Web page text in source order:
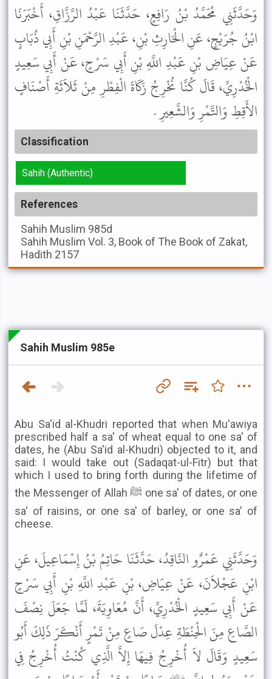
وَحَدَّثَنِي مُحَمَّدُ بْنُ رَافِعٍ، حَدَّثَنَا عَبْدُ الرَّزَّاقِ، أَخْبَرَنَا
ابْنُ جُرَيْجٍ، عَنِ الْحَارِثِ بْنِ، عَبْدِ الرَّحْمَنِ بْنِ أَبِي ذُبَابٍ
عَنْ عِيَاضِ بْنِ عَبْدِ اللَّهِ بْنِ أَبِي سَرْحٍ، عَنْ أَبِي سَعِيدٍ
الْخُدْرِيِّ، قَالَ كُنَّا نُخْرِجُ زَكَاةَ الْفِطْرِ مِنْ ثَلاَثَةِ أَصْنَافٍ
الأَقِطِ وَالتَّمْرِ وَالشَّعِيرِ .
Classification
Sahih (Authentic)
References
Sahih Muslim 985d
Sahih Muslim Vol. 3, Book of The Book of Zakat,
Hadith 2157
Sahih Muslim 985e
Abu Sa'id al-Khudri reported that when Mu'awiya
prescribed half a sa' of wheat equal to one sa' of
dates, he (Abu Sa'id al-Khudri) objected to it, and
said: I would take out (Sadaqat-ul-Fitr) but that
which I used to bring forth during the lifetime of
the Messenger of Allah ﷺ one sa' of dates, or one
sa' of raisins, or one sa' of barley, or one sa' of
cheese.
وَحَدَّثَنِي عَمْرٌو النَّاقِدُ، حَدَّثَنَا حَاتِمُ بْنُ إِسْمَاعِيلَ، عَنِ
ابْنِ عَجْلاَنَ، عَنْ عِيَاضِ، بْنِ عَبْدِ اللَّهِ بْنِ أَبِي سَرْحٍ
عَنْ أَبِي سَعِيدٍ الْخُدْرِيِّ، أَنَّ مُعَاوِيَةَ، لَمَّا جَعَلَ نِصْفَ
الصَّاعِ مِنَ الْحِنْطَةِ عِدْلَ صَاعٍ مِنْ تَمْرٍ أَنْكَرَ ذَلِكَ أَبُو
سَعِيدٍ وَقَالَ لاَ أُخْرِجُ فِيهَا إِلاَّ الَّذِي كُنْتُ أُخْرِجُ فِي